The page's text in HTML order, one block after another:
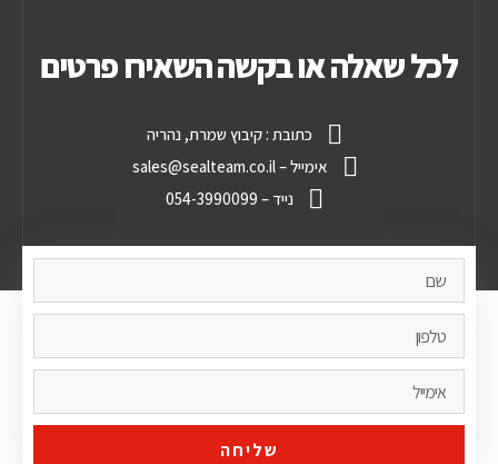
לכל שאלה או בקשה השאירו פרטים
כתובת : קיבוץ שמרת, נהריה
אימייל – sales@sealteam.co.il
נייד – 054-3990099
שליחה